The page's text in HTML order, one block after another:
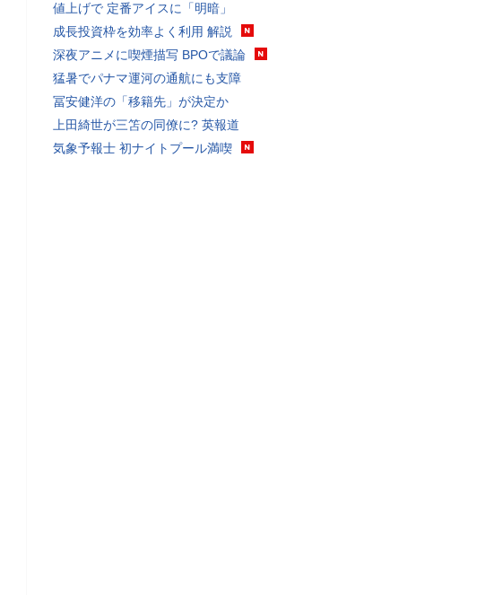
値上げで 定番アイスに「明暗」
成長投資枠を効率よく利用 解説
深夜アニメに喫煙描写 BPOで議論
猛暑でパナマ運河の通航にも支障
冨安健洋の「移籍先」が決定か
上田綺世が三笘の同僚に? 英報道
気象予報士 初ナイトプール満喫